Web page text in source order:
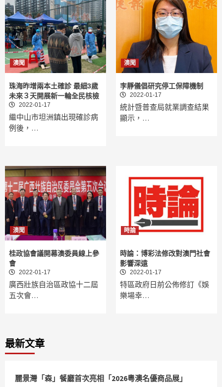
澳聞
珠海昨增兩本土確診 最細3歲
未來３天開展新一輪全民核檢
2022-01-17
繼中山市坦洲鎮出現確診病
例後，…
澳聞
李靜儀倡研究停工保障機制
2022-01-17
統計暨普查局就業調查結果
顯示，…
澳聞
桂政協會議開幕澳委員線上參
會
2022-01-17
廣西壯族自治區政協十二屆
五次會…
時論
時論：博彩法修改對澳門社會
影響深遠
2022-01-17
特區政府日前公佈修訂《娛
樂場幸…
最新文章
麗景灣「森」餐廳首次亮相「2026粵澳名優商品展」